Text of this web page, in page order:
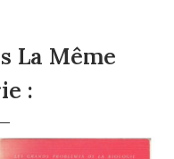
La Même
: